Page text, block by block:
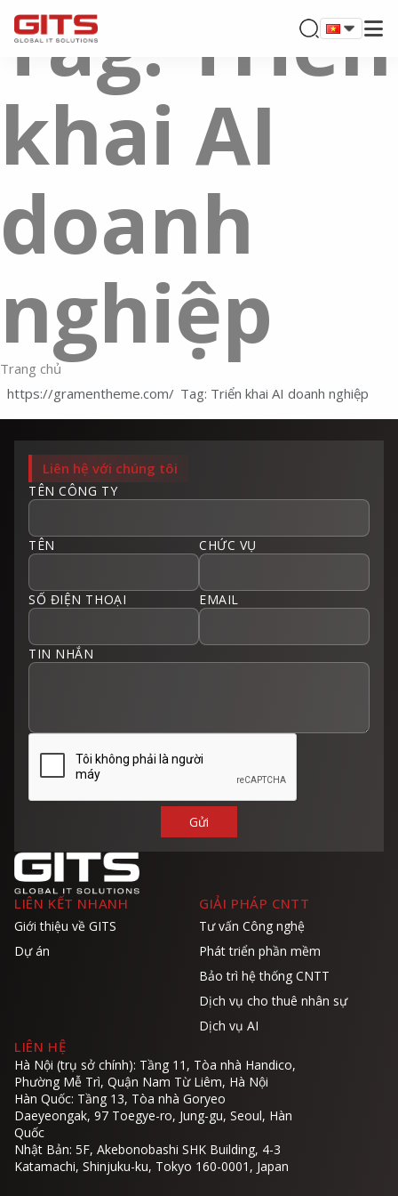
Tag: Triển
khai AI
doanh
nghiệp
Trang chủ
Tag: Triển khai AI doanh nghiệp
Liên hệ với chúng tôi
TÊN CÔNG TY
TÊN CHỨC VỤ
SỐ ĐIỆN THOẠI EMAIL
TIN NHẮN
LIÊN KẾT NHANH
Giới thiệu về GITS
Dự án
GIẢI PHÁP CNTT
Tư vấn Công nghệ
Phát triển phần mềm
Bảo trì hệ thống CNTT
Dịch vụ cho thuê nhân sự
Dịch vụ AI
LIÊN HỆ
Hà Nội (trụ sở chính): Tầng 11, Tòa nhà Handico,
Phường Mễ Trì, Quận Nam Từ Liêm, Hà Nội
Hàn Quốc: Tầng 13, Tòa nhà Goryeo
Daeyeongak, 97 Toegye-ro, Jung-gu, Seoul, Hàn
Quốc
Nhật Bản: 5F, Akebonobashi SHK Building, 4-3
Katamachi, Shinjuku-ku, Tokyo 160-0001, Japan